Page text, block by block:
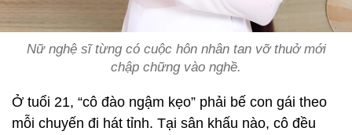
Nữ nghệ sĩ từng có cuộc hôn nhân tan vỡ thuở mới
chập chững vào nghề.
Ở tuổi 21, “cô đào ngậm kẹo” phải bế con gái theo
mỗi chuyến đi hát tỉnh. Tại sân khấu nào, cô đều